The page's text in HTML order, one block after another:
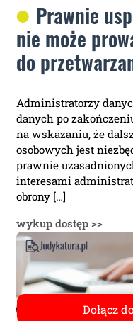
Prawnie
nie może
do
Administratorzy
danych po
na wskazaniu, że
osobowych jest
prawnie
interesami
obrony […]
wykup dostęp >>